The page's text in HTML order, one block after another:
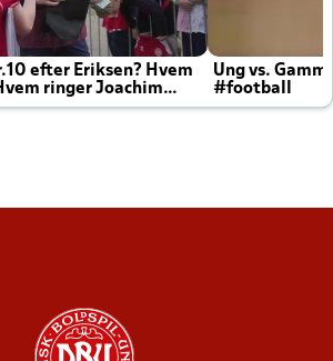
efter Eriksen? Hvem
ringer Joachim
Ung vs.
#football